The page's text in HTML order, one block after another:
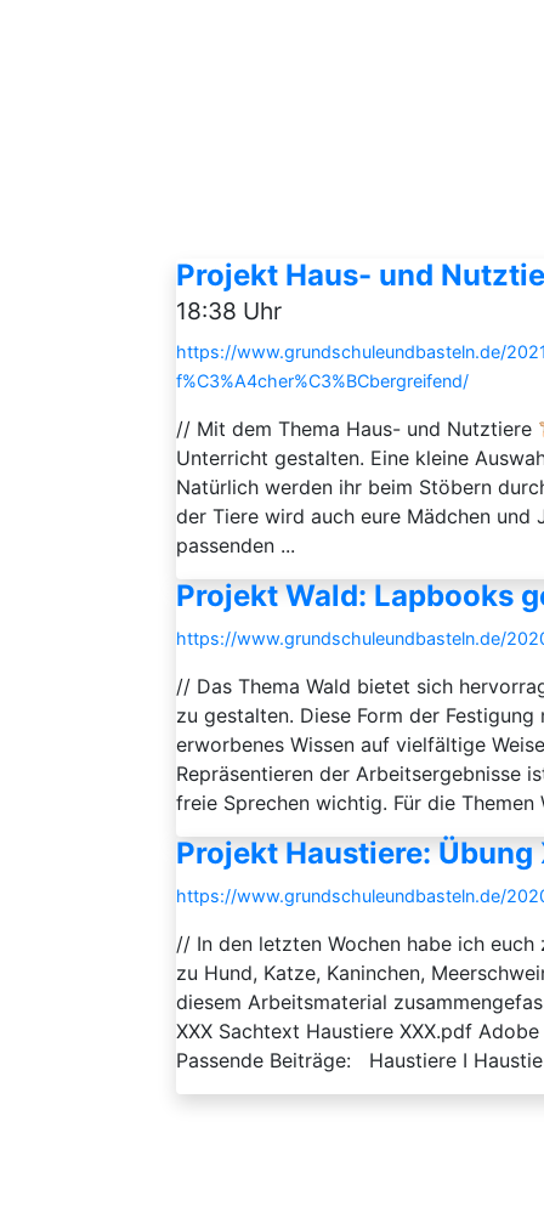
Projekt Haus- und
18:38 Uhr
https://www.grundschuleundbasteln.de/
f%C3%A4cher%C3%BCbergreifend/
// Mit dem Thema Haus- und
Unterricht gestalten. Eine kleine
Natürlich werden ihr beim Stöbern
der Tiere wird auch eure Mädchen
passenden ...
Projekt Wald: Lapbooks
https://www.grundschuleundbasteln.de/
// Das Thema Wald bietet sich
zu gestalten. Diese Form der
erworbenes Wissen auf vielfältige
Repräsentieren der Arbeitsergebnisse
freie Sprechen wichtig. Für die
Projekt Haustiere: Übung
https://www.grundschuleundbasteln.de/
// In den letzten Wochen habe ich
zu Hund, Katze, Kaninchen,
diesem Arbeitsmaterial
XXX Sachtext Haustiere XXX.pdf
Passende Beiträge: Haustiere I